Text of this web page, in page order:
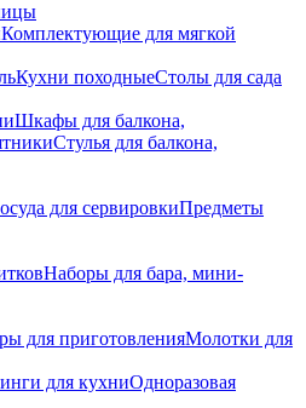
Комплектующие для мягкой
Кухни походныеСтолы для сада
Шкафы для балкона,
Стулья для балкона,
для сервировкиПредметы
Наборы для бара, мини-
для приготовленияМолотки для
для кухниОдноразовая